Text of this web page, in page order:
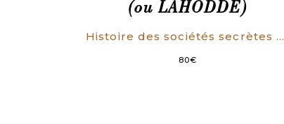
(ou LAHODDE)
Histoire des sociétés secrètes et du parti Républicain de 1830 à 1848. Louis-Philippe et la Révolution du Février, portraits, scènes de conspirations, faits inconnus.
80€